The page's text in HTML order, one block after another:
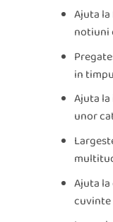
Ajuta
notiuni
in
Ajuta
unor
Ajuta